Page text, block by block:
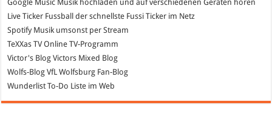
Google Music Musik hochladen und auf verschiedenen Geräten hören
Live Ticker Fussball
der schnellste Fussi Ticker im Netz
SpotifyMusik umsonst per Stream
TeXXas TVOnline TV-Programm
Victor's Blog Victors Mixed Blog
Wolfs-Blog VfL Wolfsburg Fan-Blog
WunderlistTo-Do Liste im Web